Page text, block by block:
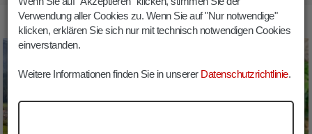
BILDER LANERWEG NIEDERDORF
Verwendung aller Cookies zu. Wenn Sie auf "Nur notwendige"
klicken, erklären Sie sich nur mit technisch notwendigen Cookies
einverstanden.
Weitere Informationen finden Sie in unserer Datenschutzrichtlinie.